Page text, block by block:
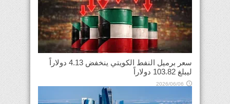
سعر برميل النفط الكويتي ينخفض 4.13 دولاراً
ليبلغ 103.82 دولاراً
2026/06/06